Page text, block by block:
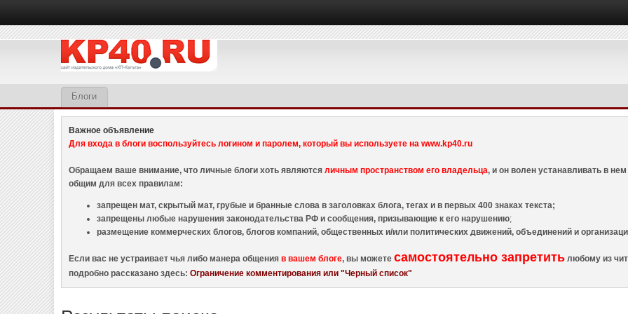
Блоги
Важное объявление
Для входа в блоги воспользуйтесь логином и паролем, который вы используете на www.kp40.ru
Обращаем ваше внимание, что личные блоги хоть являютсяличным пространством его владельца, и он волен устанавливать в
общим для всех правилам:
запрещен мат, скрытый мат, грубые и бранные слова в заголовках блога, тегах и в первых 400 знаках текста;
запрещены любые нарушения законодательства РФ и сообщения, призывающие к его нарушению;
размещение коммерческих блогов, блогов компаний, общественных и/или политических движений, объединений и
Если вас не устраивает чья либо манера общенияв вашем блоге, вы можетесамостоятельно запретить любому из
подробно рассказано здесь:Ограничение комментирования или "Черный список"